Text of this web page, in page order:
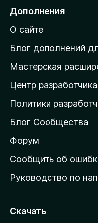
е
й
т
и
а
д
о
а
ш
н
ю
т
Дополнения
О сайте
Блог дополнений
Мастерская
Центр разработчика
Политики
Блог Сообщества
Форум
Сообщить об
Руководство по
Скачать